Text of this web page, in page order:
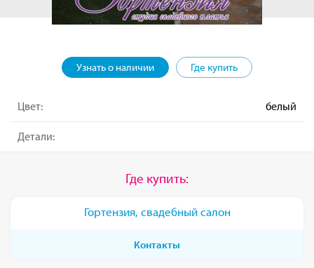
Узнать о наличии Где купить
Цвет: белый
Детали:
Где купить:
Гортензия, свадебный салон
Контакты